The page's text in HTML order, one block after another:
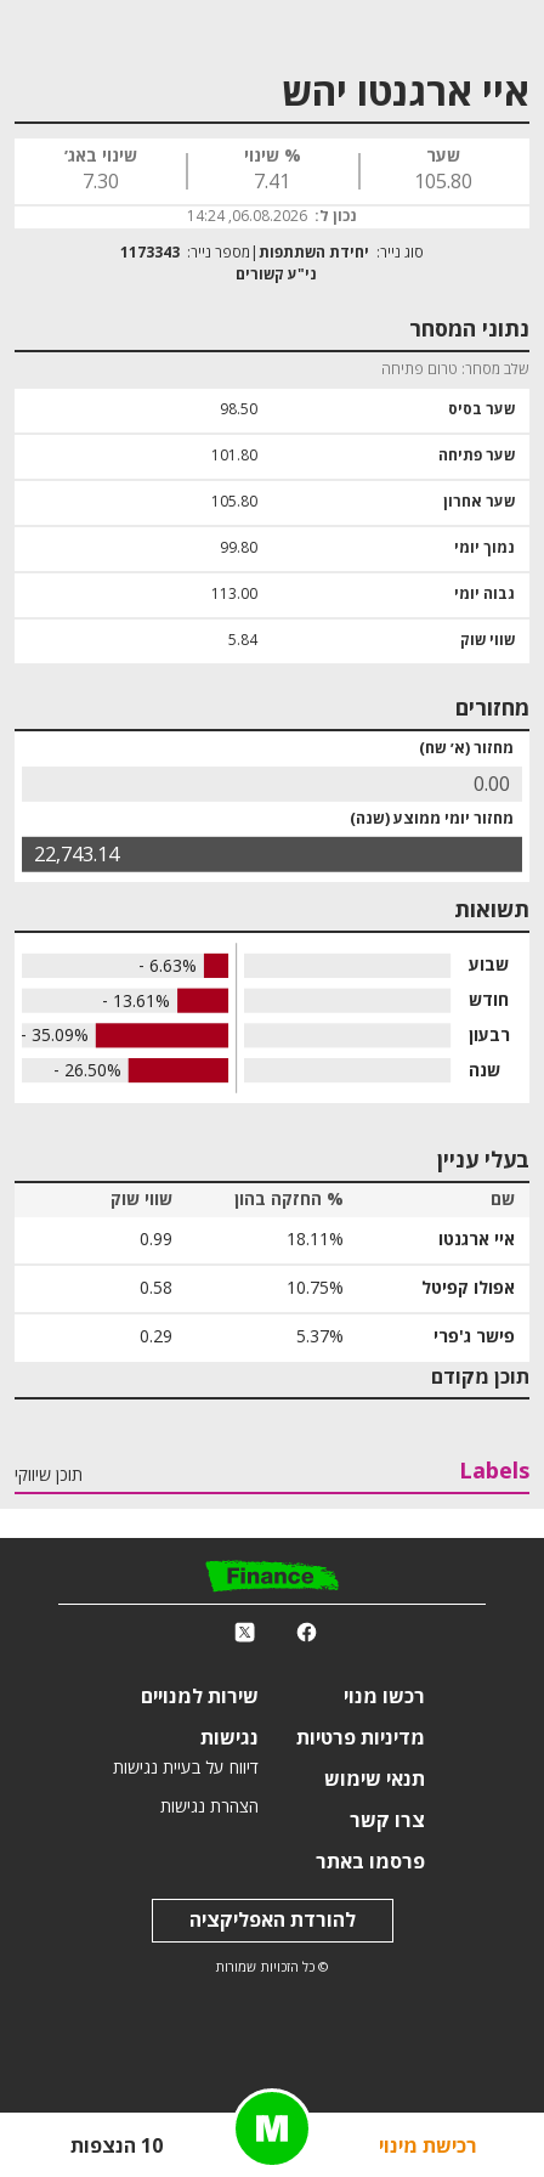
רכישת מינוי 10 הנצפות
איי ארגנטו יהש
שער
105.80
% שינוי
7.41
שינוי באג׳
7.30
נכון ל: 06.08.2026, 14:24
סוג נייר: יחידת השתתפות מספר נייר: 1173343
נתוני המסחר
שלב מסחר טרום פתיחה
שער בסיס 98.50
שער פתיחה 101.80
שער אחרון 105.80
נמוך יומי 99.80
גבוה יומי 113.00
שווי שוק 5.84
מחזורים
0.00
22,743.14
מחזור יומי ממוצע (שנה)
מחזור (א׳ שח)
תשואות
- 6.63%
- 13.61%
- 35.09%
- 26.50% שנה
רבעון
חודש
שבוע
תוכן מקודם
בעלי עניין
שם % החזקה בהון
שווי שוק
איי ארגנטו
18.11%
0.99
אפולו קפיטל 10.75%
0.58
פישר ג'פרי 5.37%
0.29
Labels תוכן שיווקי
רכשו מנוי
מדיניות פרטיות
תנאי שימוש
צרו קשר
פרסמו באתר
שירות למנויים
נגישות
דיווח על בעיית נגישות
הצהרת נגישות
להורדת האפליקציה
© כל הזכויות שמורות